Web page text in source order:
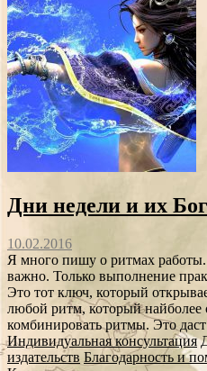
Дни недели и их
10.02.2016
Я много пишу о ритмах
важно. Только выполнение
Это тот ключ, который
любой ритм, который найболее
комбинировать ритмы. Это
Индивидуальная консультация
издательств Благодарность и